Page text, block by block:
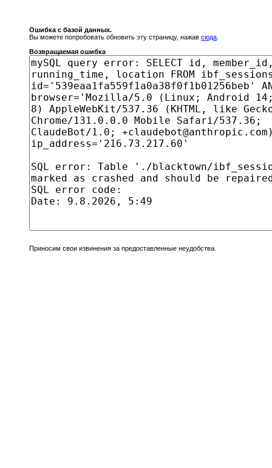
Ошибка с базой данных.
Вы можете попробовать обновить эту страницу, нажав сюда
Возвращаемая ошибка
Приносим свои извинения за предоставленные неудобства.